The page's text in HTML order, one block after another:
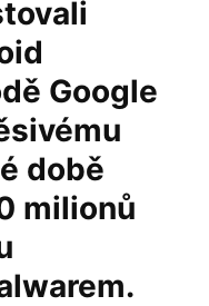
Google
době
milionů